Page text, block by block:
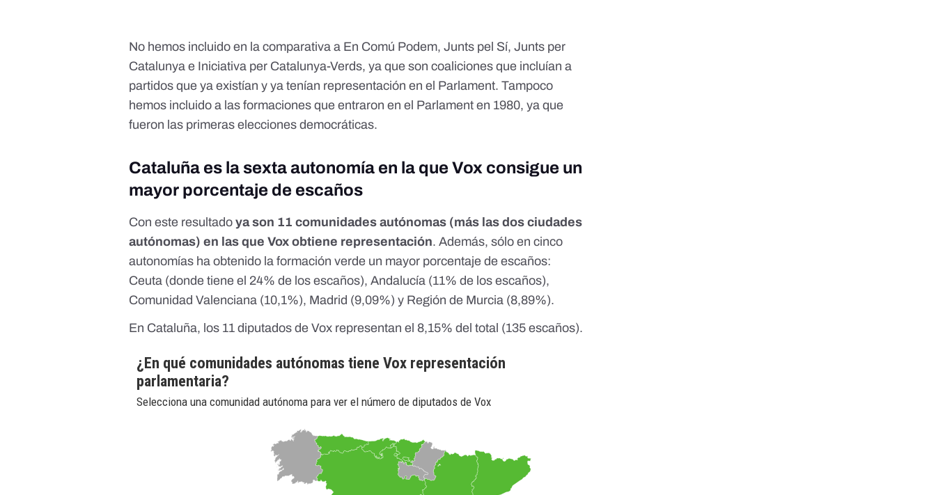
No hemos incluido en la comparativa a En Comú Podem, Junts pel Sí, Junts per
Catalunya e Iniciativa per Catalunya-Verds, ya que son coaliciones que incluían a
partidos que ya existían y ya tenían representación en el Parlament. Tampoco
hemos incluido a las formaciones que entraron en el Parlament en 1980, ya que
fueron las primeras elecciones democráticas.
Cataluña es la sexta autonomía en la que Vox consigue un
mayor porcentaje de escaños
Con este resultadoya son 11 comunidades autónomas (más las dos ciudades
autónomas) en las que Vox obtiene representación. Además, sólo en cinco
autonomías ha obtenido la formación verde un mayor porcentaje de escaños:
Ceuta (donde tiene el 24% de los escaños), Andalucía (11% de los escaños),
Comunidad Valenciana (10,1%), Madrid (9,09%) y Región de Murcia (8,89%).
En Cataluña, los 11 diputados de Vox representan el 8,15% del total (135 escaños).